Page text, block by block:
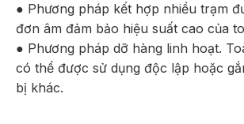
● Phương pháp kết hợp nhiều trạm
đơn âm đảm bảo hiệu suất cao của
● Phương pháp dỡ hàng linh hoạt.
có thể được sử dụng độc lập hoặc
bị khác.